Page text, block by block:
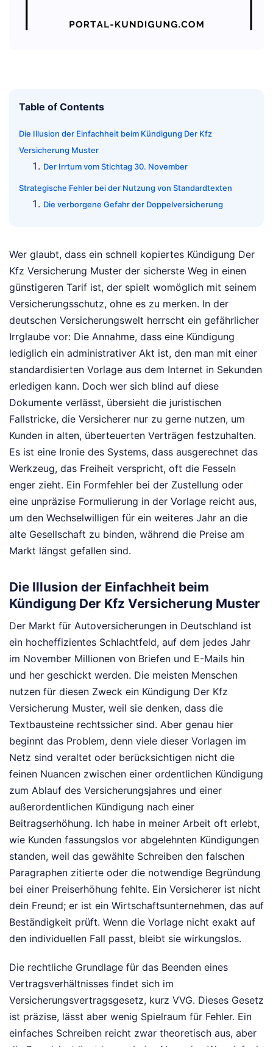
Table of Contents
Die Illusion der Einfachheit beim Kündigung Der Kfz
Versicherung Muster
Der Irrtum vom Stichtag 30. November
Strategische Fehler bei der Nutzung von Standardtexten
Die verborgene Gefahr der Doppelversicherung
Wer glaubt, dass ein schnell kopiertes Kündigung Der
Kfz Versicherung Muster der sicherste Weg in einen
günstigeren Tarif ist, der spielt womöglich mit seinem
Versicherungsschutz, ohne es zu merken. In der
deutschen Versicherungswelt herrscht ein gefährlicher
Irrglaube vor: Die Annahme, dass eine Kündigung
lediglich ein administrativer Akt ist, den man mit einer
standardisierten Vorlage aus dem Internet in Sekunden
erledigen kann. Doch wer sich blind auf diese
Dokumente verlässt, übersieht die juristischen
Fallstricke, die Versicherer nur zu gerne nutzen, um
Kunden in alten, überteuerten Verträgen festzuhalten.
Es ist eine Ironie des Systems, dass ausgerechnet das
Werkzeug, das Freiheit verspricht, oft die Fesseln
enger zieht. Ein Formfehler bei der Zustellung oder
eine unpräzise Formulierung in der Vorlage reicht aus,
um den Wechselwilligen für ein weiteres Jahr an die
alte Gesellschaft zu binden, während die Preise am
Markt längst gefallen sind.
Die Illusion der Einfachheit beim
Kündigung Der Kfz Versicherung Muster
Der Markt für Autoversicherungen in Deutschland ist
ein hocheffizientes Schlachtfeld, auf dem jedes Jahr
im November Millionen von Briefen und E-Mails hin
und her geschickt werden. Die meisten Menschen
nutzen für diesen Zweck ein Kündigung Der Kfz
Versicherung Muster, weil sie denken, dass die
Textbausteine rechtssicher sind. Aber genau hier
beginnt das Problem, denn viele dieser Vorlagen im
Netz sind veraltet oder berücksichtigen nicht die
feinen Nuancen zwischen einer ordentlichen Kündigung
zum Ablauf des Versicherungsjahres und einer
außerordentlichen Kündigung nach einer
Beitragserhöhung. Ich habe in meiner Arbeit oft erlebt,
wie Kunden fassungslos vor abgelehnten Kündigungen
standen, weil das gewählte Schreiben den falschen
Paragraphen zitierte oder die notwendige Begründung
bei einer Preiserhöhung fehlte. Ein Versicherer ist nicht
dein Freund; er ist ein Wirtschaftsunternehmen, das auf
Beständigkeit prüft. Wenn die Vorlage nicht exakt auf
den individuellen Fall passt, bleibt sie wirkungslos.
Die rechtliche Grundlage für das Beenden eines
Vertragsverhältnisses findet sich im
Versicherungsvertragsgesetz, kurz VVG. Dieses Gesetz
ist präzise, lässt aber wenig Spielraum für Fehler. Ein
einfaches Schreiben reicht zwar theoretisch aus, aber